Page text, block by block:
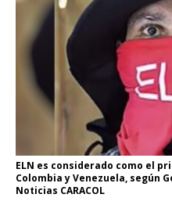
ELN es considerado como el
Colombia y Venezuela, según
Noticias CARACOL